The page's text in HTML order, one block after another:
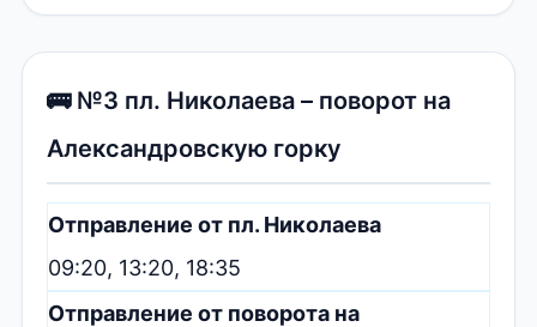
🚌 №3 пл. Николаева – поворот на
Александровскую горку
Отправление от пл. Николаева
09:20, 13:20, 18:35
Отправление от поворота на